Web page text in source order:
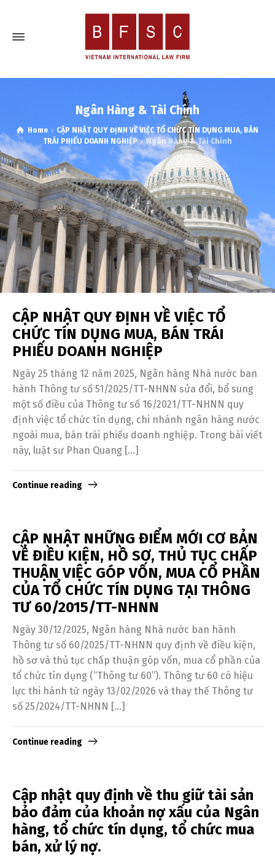
Ngân Hàng & Tài Chính
Home
CẬP NHẬT QUY ĐỊNH VỀ VIỆC TỔ CHỨC TÍN DỤNG MUA, BÁN
TRÁI PHIẾU DOANH NGHIỆP
Ngân Hàng & Tài Chính
CẬP NHẬT QUY ĐỊNH VỀ VIỆC TỔ
CHỨC TÍN DỤNG MUA, BÁN TRÁI
PHIẾU DOANH NGHIỆP
Ngày 25 tháng 12 năm 2025, Ngân hàng Nhà nước ban
hành Thông tư số 51/2025/TT-NHNN sửa đổi, bổ sung
một số điều của Thông tư số 16/2021/TT-NHNN quy
định việc tổ chức tín dụng, chi nhánh ngân hàng nước
ngoài mua, bán trái phiếu doanh nghiệp. Trong bài viết
này, luật sư Phan Quang […]
Continue reading
CẬP NHẬT NHỮNG ĐIỂM MỚI CƠ BẢN
VỀ ĐIỀU KIỆN, HỒ SƠ, THỦ TỤC CHẤP
THUẬN VIỆC GÓP VỐN, MUA CỔ PHẦN
CỦA TỔ CHỨC TÍN DỤNG TẠI THÔNG
TƯ 60/2015/TT-NHNN
Ngày 30/12/2025, Ngân hàng Nhà nước ban hành
Thông tư số 60/2025/TT-NHNN quy định về điều kiện,
hồ sơ và thủ tục chấp thuận góp vốn, mua cổ phần của
tổ chức tín dụng (“Thông tư 60”). Thông tư 60 có hiệu
lực thi hành từ ngày 13/02/2026 và thay thế Thông tư
số 25/2024/TT-NHNN […]
Continue reading
Cập nhật quy định về thu giữ tài sản
bảo đảm của khoản nợ xấu của Ngân
hàng, tổ chức tín dụng, tổ chức mua
bán, xử lý nợ.